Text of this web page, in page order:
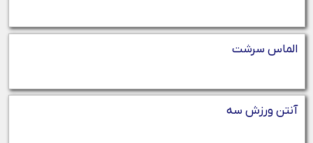
الماس سرشت
آنتن ورزش سه